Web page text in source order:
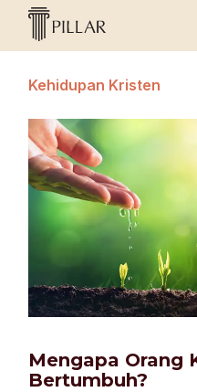
Kehidupan Kristen
Mengapa Orang
Bertumbuh?